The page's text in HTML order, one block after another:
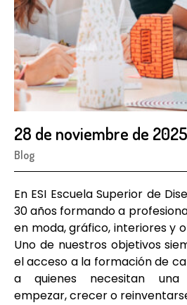
28 de noviembre de 2025
Blog
En ESI Escuela Superior de
30 años formando a
en moda, gráfico, interiores y
Uno de nuestros objetivos
el acceso a la formación de
a quienes necesitan una
empezar, crecer o